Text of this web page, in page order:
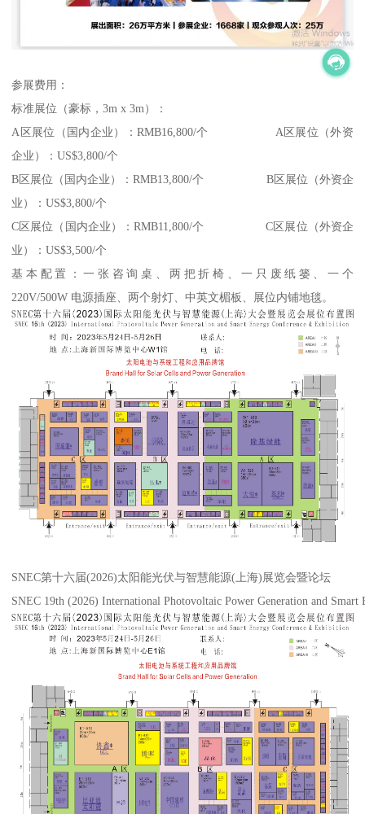
参展费用：
标准展位（豪标，3m x 3m）：
A区展位（国内企业）：RMB16,800/个 A区展位（外资
企业）：US$3,800/个
B区展位（国内企业）：RMB13,800/个 B区展位（外资企
业）：US$3,800/个
C区展位（国内企业）：RMB11,800/个 C区展位（外资企
业）：US$3,500/个
基本配置：一张咨询桌、两把折椅、一只废纸篓、一个
220V/500W 电源插座、两个射灯、中英文楣板、展位内铺地毯。
SNEC第十六届(2026)太阳能光伏与智慧能源(上海)展览会暨论坛
SNEC 19th (2026) International Photovoltaic Power Generation and